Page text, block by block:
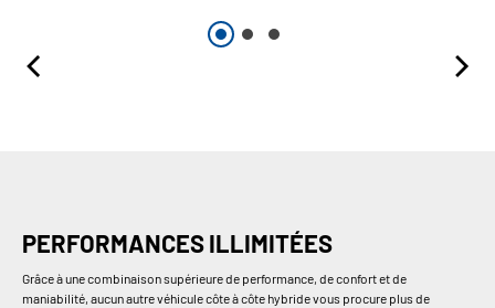
PERFORMANCES ILLIMITÉES
Grâce à une combinaison supérieure de performance, de confort et de
maniabilité, aucun autre véhicule côte à côte hybride vous procure plus de